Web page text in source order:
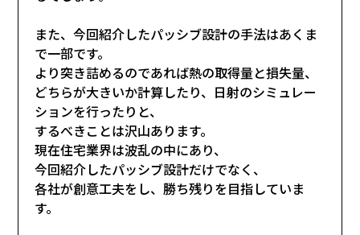
また、今回紹介したパッシブ設計の手法はあくま
で一部です。
より突き詰めるのであれば熱の取得量と損失量、
どちらが大きいか計算したり、日射のシミュレー
ションを行ったりと、
するべきことは沢山あります。
現在住宅業界は波乱の中にあり、
今回紹介したパッシブ設計だけでなく、
各社が創意工夫をし、勝ち残りを目指していま
す。